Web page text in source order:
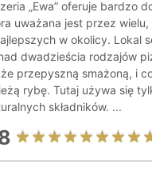
„Ewa” oferuje bardzo
uważana jest przez wielu,
w okolicy. Lokal
dwadzieścia rodzajów
przepyszną smażoną, i
rybę. Tutaj używa się
składników. ...